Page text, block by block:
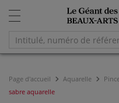
Page d'accueil Aquarelle
sabre aquarelle